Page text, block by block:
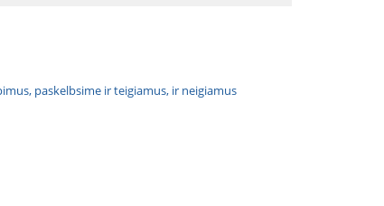
paskelbsime ir teigiamus, ir neigiamus